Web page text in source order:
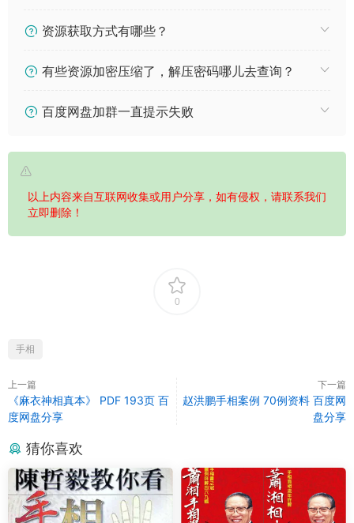
资源获取方式有哪些？
有些资源加密压缩了，解压密码哪儿去查询？
百度网盘加群一直提示失败
以上内容来自互联网收集或用户分享，如有侵权，请联系我们
立即删除！
0
手相
上一篇
《麻衣神相真本》 PDF 193页 百
度网盘分享
下一篇
赵洪鹏手相案例 70例资料 百度网
盘分享
猜你喜欢